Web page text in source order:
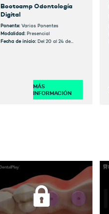
Bootcamp Odontología
Digital
Ponente: Varios Ponentes
Modalidad: Presencial
Fecha de inicio: Del 20 al 24 de
MÁS
INFORMACIÓN